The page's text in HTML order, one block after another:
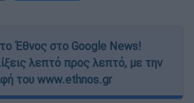
Έθνος στο Google News!
λεπτό προς λεπτό, με την
του www.ethnos.gr